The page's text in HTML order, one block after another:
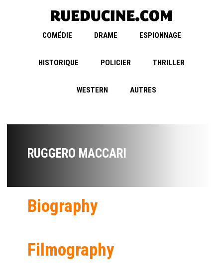
COMÉDIE DRAME ESPIONNAGE
HISTORIQUE POLICIER THRILLER
WESTERN AUTRES
RUGGERO MACCARI
Biography
Filmography